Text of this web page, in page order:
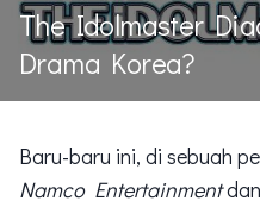
The Idolmaster
Drama Korea?
Baru-baru ini, di sebuah
Namco Entertainmentdan